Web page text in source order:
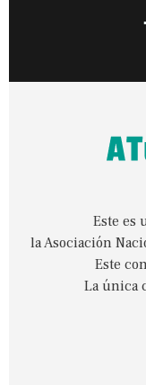
Este es
la Asociación
Este
La única